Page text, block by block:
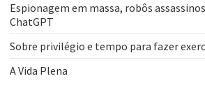
Espionagem em massa, robôs
ChatGPT
Sobre privilégio e tempo para fazer
A Vida Plena